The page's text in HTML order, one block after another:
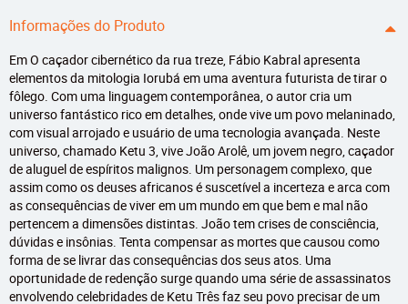
Informações do Produto
Em O caçador cibernético da rua treze, Fábio Kabral apresenta
elementos da mitologia Iorubá em uma aventura futurista de tirar o
fôlego. Com uma linguagem contemporânea, o autor cria um
universo fantástico rico em detalhes, onde vive um povo melaninado,
com visual arrojado e usuário de uma tecnologia avançada. Neste
universo, chamado Ketu 3, vive João Arolê, um jovem negro, caçador
de aluguel de espíritos malignos. Um personagem complexo, que
assim como os deuses africanos é suscetível a incerteza e arca com
as consequências de viver em um mundo em que bem e mal não
pertencem a dimensões distintas. João tem crises de consciência,
dúvidas e insônias. Tenta compensar as mortes que causou como
forma de se livrar das consequências dos seus atos. Uma
oportunidade de redenção surge quando uma série de assassinatos
envolvendo celebridades de Ketu Três faz seu povo precisar de um